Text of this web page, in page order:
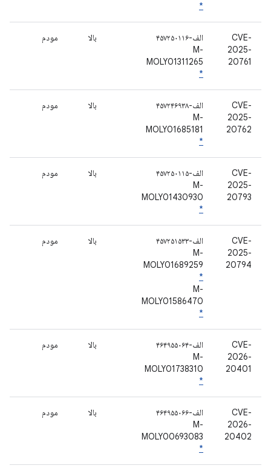
*
CVE-
2025-
20761
الف-۴۵۷۲۵۰۱۱۶
M-
MOLY01311265
*
بالا مودم
CVE-
2025-
20762
الف-۴۵۷۲۴۶۹۳۸
M-
MOLY01685181
*
بالا مودم
CVE-
2025-
20793
الف-۴۵۷۲۵۰۱۱۵
M-
MOLY01430930
*
بالا مودم
CVE-
2025-
20794
الف-۴۵۷۲۵۱۵۳۳
M-
MOLY01689259
*
M-
MOLY01586470
*
بالا مودم
CVE-
2026-
20401
الف-۴۶۴۹۵۵۰۶۴
M-
MOLY01738310
*
بالا مودم
CVE-
2026-
20402
الف-۴۶۴۹۵۵۰۶۶
M-
MOLY00693083
*
بالا مودم